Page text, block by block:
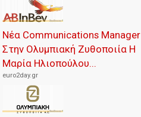
Νέα Communications Manager
Στην Ολυμπιακή Ζυθοποιία Η
Μαρία Ηλιοπούλου...
euro2day.gr